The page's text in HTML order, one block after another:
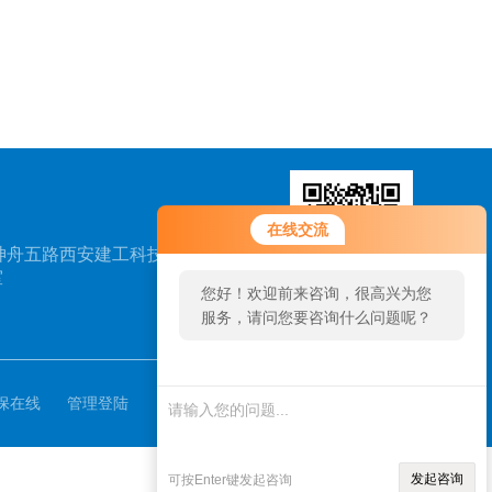
在线交流
您好！欢迎前来咨询，很高兴为您
服务，请问您要咨询什么问题呢？
可按Enter键发起咨询 发起咨询
舟五路西安建工科技创
扫一扫，关注我们
在线 管理登陆